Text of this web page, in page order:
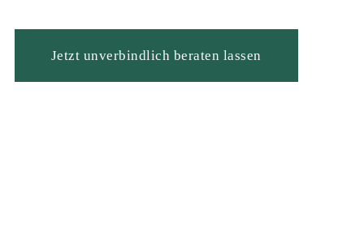
Jetzt unverbindlich beraten lassen